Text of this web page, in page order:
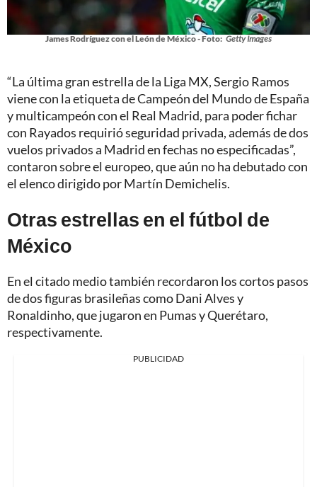
James Rodríguez con el León de México - Foto: Getty Images
“La última gran estrella de la Liga MX, Sergio Ramos
viene con la etiqueta de Campeón del Mundo de España
y multicampeón con el Real Madrid, para poder fichar
con Rayados requirió seguridad privada, además de dos
vuelos privados a Madrid en fechas no especificadas”,
contaron sobre el europeo, que aún no ha debutado con
el elenco dirigido por Martín Demichelis.
Otras estrellas en el fútbol de
México
En el citado medio también recordaron los cortos pasos
de dos figuras brasileñas como Dani Alves y
Ronaldinho, que jugaron en Pumas y Querétaro,
respectivamente.
PUBLICIDAD